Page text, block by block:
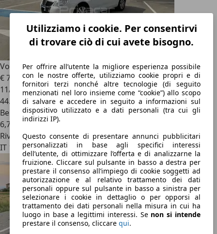
Utilizziamo i cookie. Per consentirvi
di trovare ciò di cui avete bisogno.
Per offrire all’utente la migliore esperienza possibile
con le nostre offerte, utilizziamo cookie propri e di
fornitori terzi nonché altre tecnologie (di seguito
menzionati nel loro insieme come “cookie”) allo scopo
di salvare e accedere in seguito a informazioni sul
dispositivo utilizzato e a dati personali (tra cui gli
indirizzi IP).
Questo consente di presentare annunci pubblicitari
personalizzati in base agli specifici interessi
dell’utente, di ottimizzare l’offerta e di analizzarne la
fruizione. Cliccare sul pulsante in basso a destra per
prestare il consenso all’impiego di cookie soggetti ad
autorizzazione e al relativo trattamento dei dati
personali oppure sul pulsante in basso a sinistra per
selezionare i cookie in dettaglio o per opporsi al
trattamento dei dati personali nella misura in cui ha
luogo in base a legittimi interessi. Se non si intende
prestare il consenso, cliccare qui.
Volkswagen Eos 1.4 16V TSI
€ 7.999
11/2009
44.122 km
Benzina
6,7 l/100 km (comb.)
Rivenditore
IT 16142